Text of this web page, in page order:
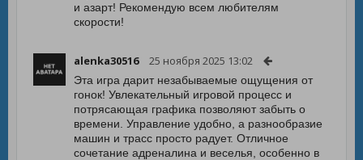
и азарт! Рекомендую всем любителям
скорости!
alenka30516 25 ноября 2025 13:02
Эта игра дарит незабываемые ощущения от
гонок! Увлекательный игровой процесс и
потрясающая графика позволяют забыть о
времени. Управление удобно, а разнообразие
машин и трасс просто радует. Отличное
сочетание адреналина и веселья, особенно в